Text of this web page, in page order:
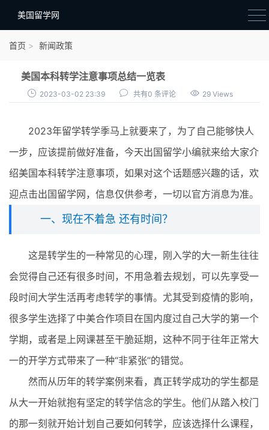
美国留学网
院校选择
材料准备
首页 新闻政策
美国本科转学注意事项总结一览表
2023-03-02 23:39 共有0 条评论 29 Views
2023年留学转学季马上就要来了，为了自己能够快人
一步，应该提前做好准备，今天出国留学小编就来给大家介
绍美国本科转学注意事项，如果对这个话题感兴趣的话，欢
迎点击出国留学网，信息仅供参考，一切以官方消息为准。
一、现在不着急 还有时间？
这是转学生的一种常见的心理，刚入学的大一新生往往
会觉得自己还有很多时间，不用急着去规划，可以先享受一
段时间大学生活再考虑转学的事情。尤其受到疫情的影响，
很多学生选择了中美合作项目在国内度过自己大学的第一个
学期，或者是上网课甚至干脆延期，这种不同于往年正常大
一的开学方式带来了一种“非紧张”的错觉。
然而从历年的转学案例来看，真正转学成功的学生都是
从大一开始就抱有坚定的转学信念的学生。他们从踏入校门
的那一刻就开始计划自己要如何转学，应该选择什么课程，